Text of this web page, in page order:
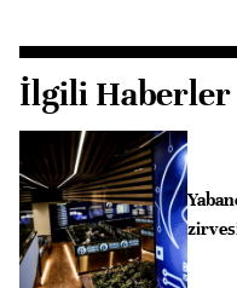
İlgili Haberler